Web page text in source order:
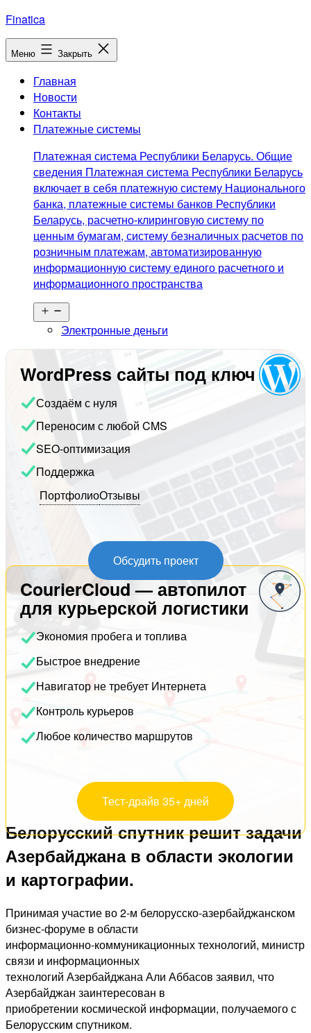
Перейти
к
содержимому
Finatica
Меню Закрыть
Главная
Новости
Контакты
Платежные системы
Платежная система Республики Беларусь. Общие
сведения Платежная система Республики Беларусь
включает в себя платежную систему Национального
банка, платежные системы банков Республики
Беларусь, расчетно-клиринговую систему по
ценным бумагам, систему безналичных расчетов по
розничным платежам, автоматизированную
информационную систему единого расчетного и
информационного пространства
меню
Электронные деньги
WordPress сайты под ключ
Создаём с нуля
Переносим с любой CMS
SEO-оптимизация
Поддержка
ПортфолиоОтзывы
Обсудить проект
CourierCloud — автопилот
для курьерской логистики
Экономия пробега и топлива
Быстрое внедрение
Навигатор не требует Интернета
Контроль курьеров
Любое количество маршрутов
Тест-драйв 35+ дней
Белорусский спутник решит задачи
Азербайджана в области экологии
и картографии.
Принимая участие во 2-м белорусско-азербайджанском
бизнес-форуме в области
информационно-коммуникационных технологий, министр
связи и информационных
технологий Азербайджана Али Аббасов заявил, что
Азербайджан заинтересован в
приобретении космической информации, получаемого с
Белорусским спутником.